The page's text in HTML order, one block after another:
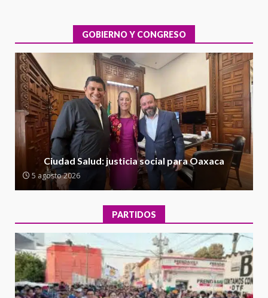
1
integral de las instalaciones de la
Escuela Secundaria General
Moisés Sáenz Garza
5 agosto 2026
2
Ciudad Salud: justicia social para
Oaxaca
5 agosto 2026
3
Encuentro de Ariadna Montiel
con el Gobernador Salomón Jara
Cruz reafirma la consolidación
de la transformación en
territorio oaxaqueño
30 julio 2026
4
presencia institucional en San
Juan Mazatlán
20 julio 2026
GOBIERNO Y CONGRESO
Ciudad Salud: justicia social para Oaxaca
5 agosto 2026
PARTIDOS